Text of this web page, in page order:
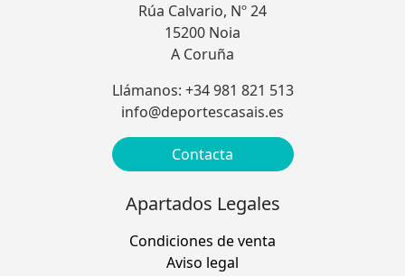
Rúa Calvario, Nº 24
15200 Noia
A Coruña
Llámanos: +34 981 821 513
info@deportescasais.es
Contacta
Apartados Legales
Condiciones de venta
Aviso legal